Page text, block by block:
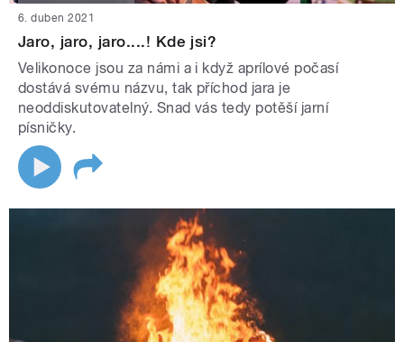
6. duben 2021
Jaro, jaro, jaro....! Kde jsi?
Velikonoce jsou za námi a i když aprílové počasí
dostává svému názvu, tak příchod jara je
neoddiskutovatelný. Snad vás tedy potěší jarní
písničky.